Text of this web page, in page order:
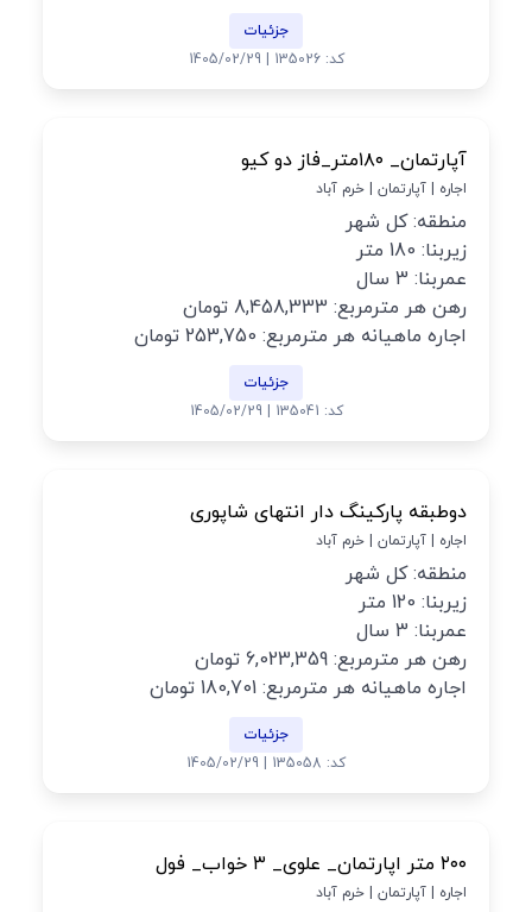
جزئیات
کد: 135026 | 1405/02/29
آپارتمان_ ۱۸۰متر_فاز دو کیو
اجاره | آپارتمان | خرم آباد
منطقه: کل شهر
زیربنا: 180 متر
عمربنا: 3 سال
رهن هر مترمربع: 8,458,333 تومان
اجاره ماهیانه هر مترمربع: 253,750 تومان
جزئیات
کد: 135041 | 1405/02/29
دوطبقه پارکینگ دار انتهای شاپوری
اجاره | آپارتمان | خرم آباد
منطقه: کل شهر
زیربنا: 120 متر
عمربنا: 3 سال
رهن هر مترمربع: 6,023,359 تومان
اجاره ماهیانه هر مترمربع: 180,701 تومان
جزئیات
کد: 135058 | 1405/02/29
۲۰۰ متر اپارتمان_ علوی_ ۳ خواب_ فول
اجاره | آپارتمان | خرم آباد